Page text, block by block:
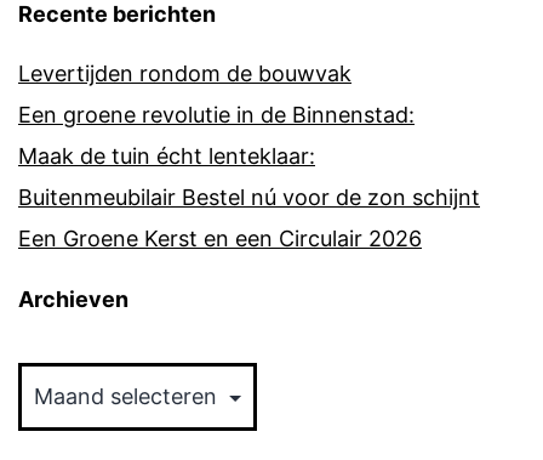
Recente berichten
Levertijden rondom de bouwvak
Een groene revolutie in de Binnenstad:
Maak de tuin écht lenteklaar:
Buitenmeubilair Bestel nú voor de zon schijnt
Een Groene Kerst en een Circulair 2026
Archieven